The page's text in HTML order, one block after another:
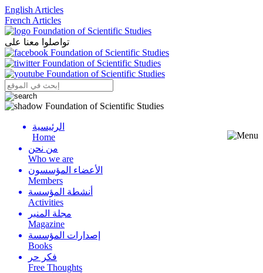
English Articles
French Articles
تواصلوا معنا على
Menu
الرئيسية
Home
من نحن
Who we are
الأعضاء المؤسسون
Members
أنشطة المؤسسة
Activities
مجلة المنبر
Magazine
إصدارات المؤسسة
Books
فكر حر
Free Thoughts